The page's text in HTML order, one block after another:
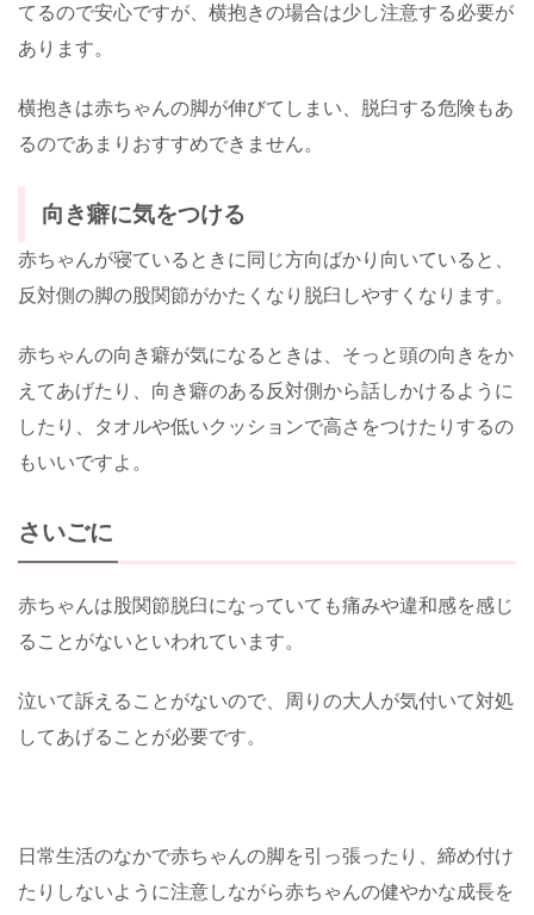
てるので安心ですが、横抱きの場合は少し注意する必要が
あります。
横抱きは赤ちゃんの脚が伸びてしまい、脱臼する危険もあ
るのであまりおすすめできません。
向き癖に気をつける
赤ちゃんが寝ているときに同じ方向ばかり向いていると、
反対側の脚の股関節がかたくなり脱臼しやすくなります。
赤ちゃんの向き癖が気になるときは、そっと頭の向きをか
えてあげたり、向き癖のある反対側から話しかけるように
したり、タオルや低いクッションで高さをつけたりするの
もいいですよ。
さいごに
赤ちゃんは股関節脱臼になっていても痛みや違和感を感じ
ることがないといわれています。
泣いて訴えることがないので、周りの大人が気付いて対処
してあげることが必要です。
日常生活のなかで赤ちゃんの脚を引っ張ったり、締め付け
たりしないように注意しながら赤ちゃんの健やかな成長を